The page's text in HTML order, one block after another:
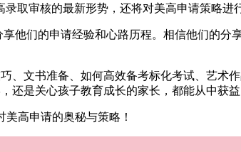
取审核的最新形势，还将对美高申请策略进
享他们的申请经验和心路历程。相信他们的
文书准备、如何高效备考标化考试、艺术
还是关心孩子教育成长的家长，都能从中获益
高申请的奥秘与策略！